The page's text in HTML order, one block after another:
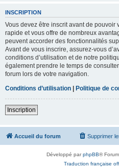
INSCRIPTION
Vous devez être inscrit avant de pouvoir
rapide et vous offre de nombreux
peuvent accorder des fonctionnalités
Avant de vous inscrire, assurez-vous
conditions d’utilisation et de notre
également prendre le temps de
forum lors de votre navigation.
Conditions d’utilisation | Politique de
Inscription
Accueil du forum Supprimer
Développé parphpBB®
Traduction française